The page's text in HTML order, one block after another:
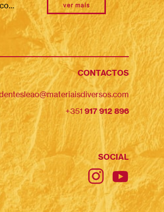
Estamos a bordo! Diário de uma viagem… Nesta viagem conjunta como Dentes de Leão levámos connosco um diário de bordo. Tal como qualquer diário, nele registámos as nossas expectativas, questões, percepções e experiências. Escrevemos, desenhámos, colámos e utilizámos todas as formas de expressão e documentação que achámos adequadas. Este caderno ajudou-nos, como indivíduos e como equipa, a tomar consciência e a perceber a relação de cada uma/um de nós com os lugares onde habitamos, estudamos, trabalhamos, vivemos, visitamos ou convivemos, em particular, com os territórios do Sardoal e de Évora. O que é que é único? O que destacaríamos nestes lugares em relação a outros locais que conhecemos? E o que alteraríamos? Que processos e dinâmicas poderiam ser desenvolvidos para promover essas alterações? Qual é o lugar das artes participativas e das práticas culturais nesse processo? Estes testemunhos ajudam-nos a reflectir sobre o papel das artes na construção conjunta de práticas de cidadania que contribuam para a transformação do Sardoal, de Évora e de Lisboa. Este caderno foi uma companhia e uma memória que nos acompanhou em todas as atividades em que participámos. Destacamos os novos conhecimentos, descobertas, sentimentos, inquietações e capacidades que formos adquirindo do ponto de vista humano, artístico, social e cívico. ver mais
CONTACTOS
+351 917 912 896
SOCIAL